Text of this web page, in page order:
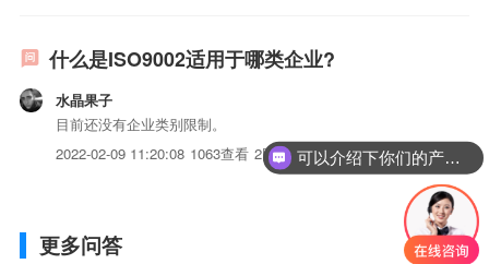
什么是ISO9002适用于哪类企业?
水晶果子
目前还没有企业类别限制。
2022-02-09 11:20:08 1063查看 2回答
更多问答
可以介绍下你们的产品么？
你们是怎么收费的呢？